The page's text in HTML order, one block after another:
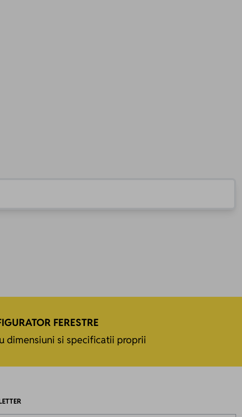
FERESTRE
dimensiuni si specificatii proprii